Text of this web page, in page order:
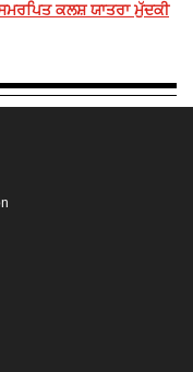
ਕਲਸ਼ ਯਾਤਰਾ ਮੁੱਦਕੀ